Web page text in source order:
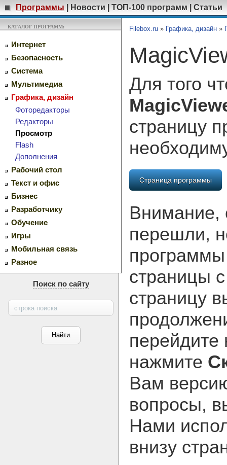
Программы Новости ТОП-100 программ Статьи
КАТАЛОГ ПРОГРАММ:
Интернет
Безопасность
Система
Мультимедиа
Графика, дизайн
Фоторедакторы
Редакторы
Просмотр
Flash
Дополнения
Рабочий стол
Текст и офис
Бизнес
Разработчику
Обучение
Игры
Мобильная связь
Разное
Поиск по сайту
Filebox.ru » Графика, дизайн »
Для того
страницу
Страница программы
Внимание,
перешли,
страницы
страницу
нажмите
Вам
вопросы,
Нами
внизу